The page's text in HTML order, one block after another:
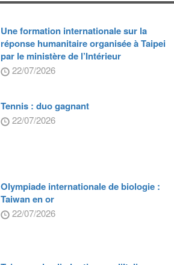
Une formation internationale sur la
réponse humanitaire organisée à Taipei
par le ministère de l’Intérieur
22/07/2026
Tennis : duo gagnant
22/07/2026
Olympiade internationale de biologie :
Taiwan en or
22/07/2026